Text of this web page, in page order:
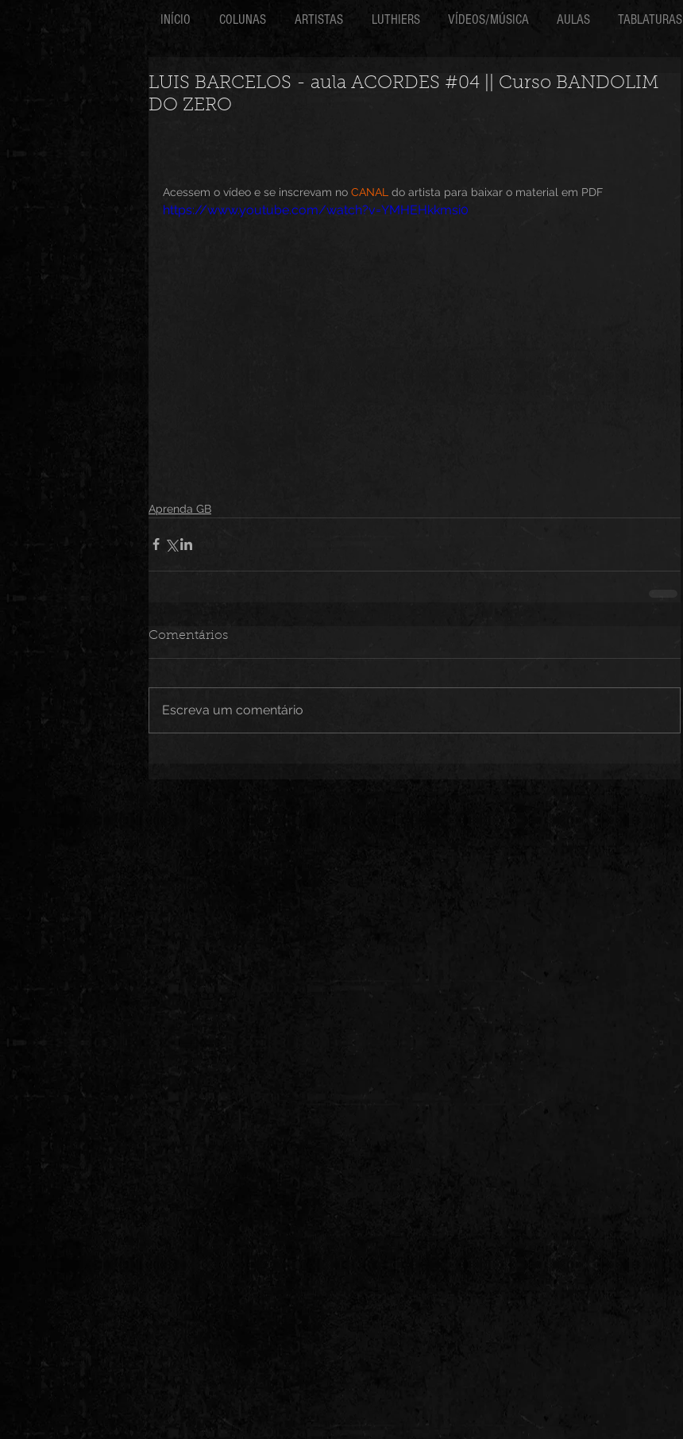
INÍCIO COLUNAS ARTISTAS LUTHIERS VÍDEOS/MÚSICA AULAS TABLATURAS
LUIS BARCELOS - aula ACORDES #04 || Curso BANDOLIM
DO ZERO
Acessem o vídeo e se inscrevam no CANAL do artista para baixar o material em PDF
https://www.youtube.com/watch?v=YMHEHkkmsi0
Aprenda GB
Comentários
Escreva um comentário